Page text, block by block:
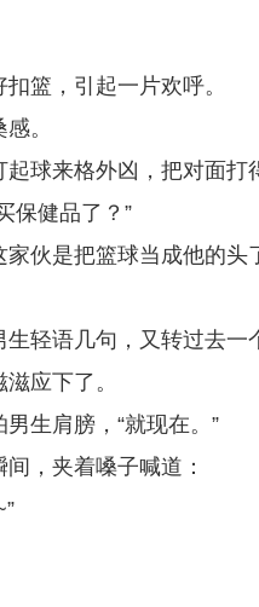
篮，引起一片欢呼。
。
球来格外凶，把对面打
保健品了？”
伙是把篮球当成他的头
轻语几句，又转过去一
应下了。
生肩膀，“就现在。”
，夹着嗓子喊道：